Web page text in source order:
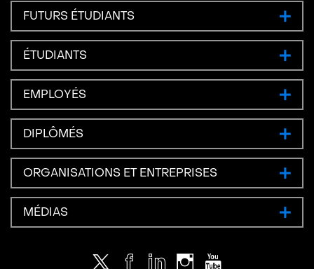
FUTURS ÉTUDIANTS
ÉTUDIANTS
EMPLOYÉS
DIPLÔMÉS
ORGANISATIONS ET ENTREPRISES
MÉDIAS
Twitter Facebook
LinkedInInstagramYoutube